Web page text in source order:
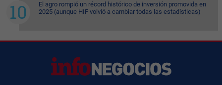
El agro rompió un récord histórico de inversión promovida en
2025 (aunque HIF volvió a cambiar todas las estadísticas)